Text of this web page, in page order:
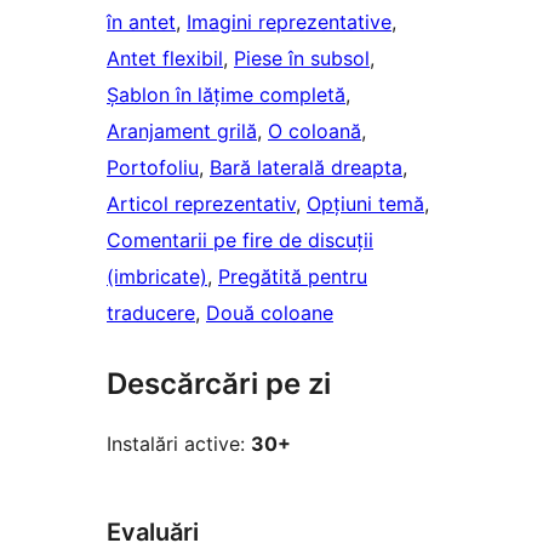
în antet, Imagini reprezentative
Antet flexibil, Piese în subsol
Șablon în lățime completă
Aranjament grilă, O coloană
Portofoliu, Bară laterală dreapta
Articol reprezentativ, Opțiuni temă
Comentarii pe fire de discuții
(imbricate), Pregătită pentru
traducere, Două coloane
Descărcări pe zi
Instalări active: 30+
Evaluări